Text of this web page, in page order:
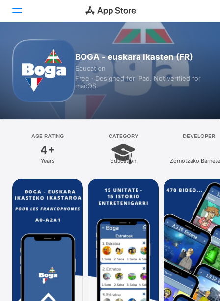
Today
Games
Apps
Platform
iPad
Mac
Vision
TV
BOGA - euskara ikasten (FR)
Education
Free · Designed for iPad. Not verified for
macOS.
AGE RATING
4+
Years
CATEGORY
Education
DEVELOPER
Zornotzako